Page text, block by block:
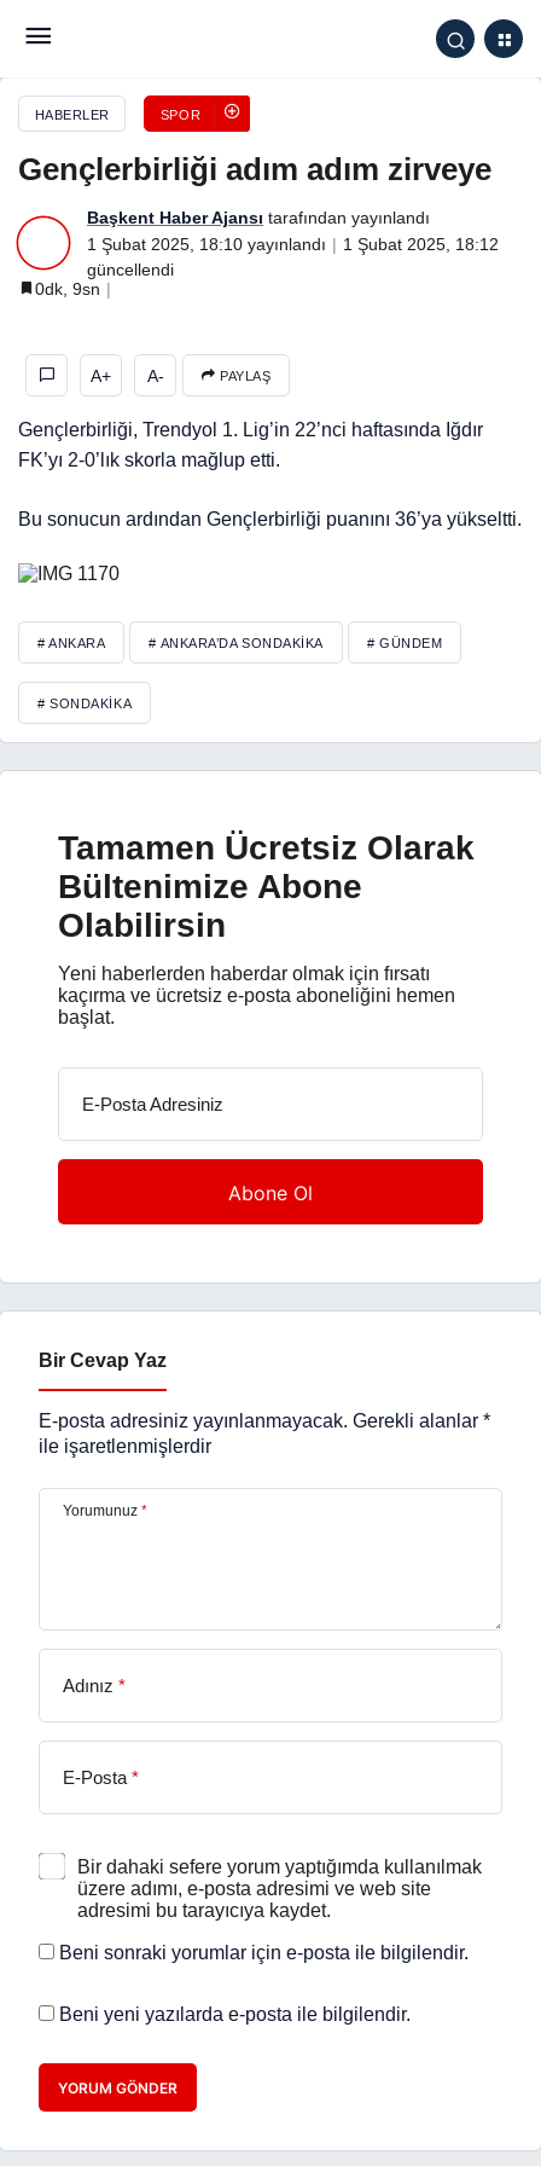
HABERLER SPOR
Gençlerbirliği adım adım zirveye
Başkent Haber Ajansı tarafından yayınlandı
1 Şubat 2025, 18:10 yayınlandı
1 Şubat 2025, 18:12
güncellendi
0dk, 9sn
A+ A- PAYLAŞ
Gençlerbirliği, Trendyol 1. Lig’in 22’nci haftasında Iğdır
FK’yı 2-0’lık skorla mağlup etti.
Bu sonucun ardından Gençlerbirliği puanını 36’ya yükseltti.
Gençlerbirliği adım adım zirveye
# ANKARA # ANKARA’DA SONDAKIKA # GÜNDEM
# SONDAKIKA
Tamamen Ücretsiz Olarak
Bültenimize Abone
Olabilirsin
Yeni haberlerden haberdar olmak için fırsatı
kaçırma ve ücretsiz e-posta aboneliğini hemen
başlat.
E-Posta Adresiniz
Bir Cevap Yaz
E-posta adresiniz yayınlanmayacak. Gerekli alanlar *
ile işaretlenmişlerdir
Yorumunuz *
Adınız *
E-Posta *
Bir dahaki sefere yorum yaptığımda kullanılmak
üzere adımı, e-posta adresimi ve web site
adresimi bu tarayıcıya kaydet.
Beni sonraki yorumlar için e-posta ile bilgilendir.
Beni yeni yazılarda e-posta ile bilgilendir.
YORUM GÖNDER